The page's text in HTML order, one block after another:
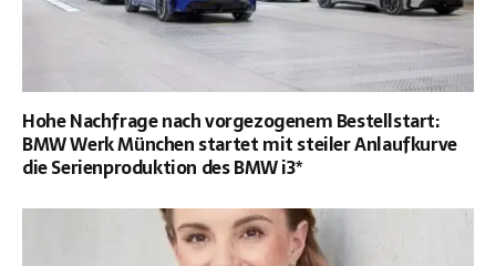
Hohe Nachfrage nach vorgezogenem Bestellstart:
BMW Werk München startet mit steiler Anlaufkurve
die Serienproduktion des BMW i3*